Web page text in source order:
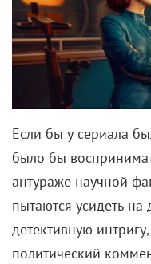
Если бы у сериала
было бы
антураже научной
пытаются усидеть на
детективную
политический